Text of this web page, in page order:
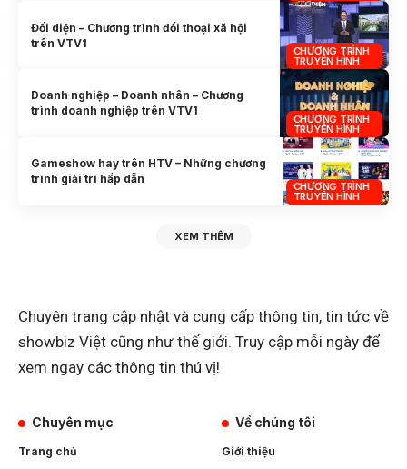
CHƯƠNG TRÌNH
TRUYỀN HÌNH
Đối diện – Chương trình đối thoại xã hội
trên VTV1
CHƯƠNG TRÌNH
TRUYỀN HÌNH
Doanh nghiệp – Doanh nhân – Chương
trình doanh nghiệp trên VTV1
CHƯƠNG TRÌNH
TRUYỀN HÌNH
Gameshow hay trên HTV – Những chương
trình giải trí hấp dẫn
XEM THÊM
Chuyên trang cập nhật và cung cấp thông tin, tin tức về
showbiz Việt cũng như thế giới. Truy cập mỗi ngày để
xem ngay các thông tin thú vị!
Chuyên mục
Trang chủ
Về chúng tôi
Giới thiệu